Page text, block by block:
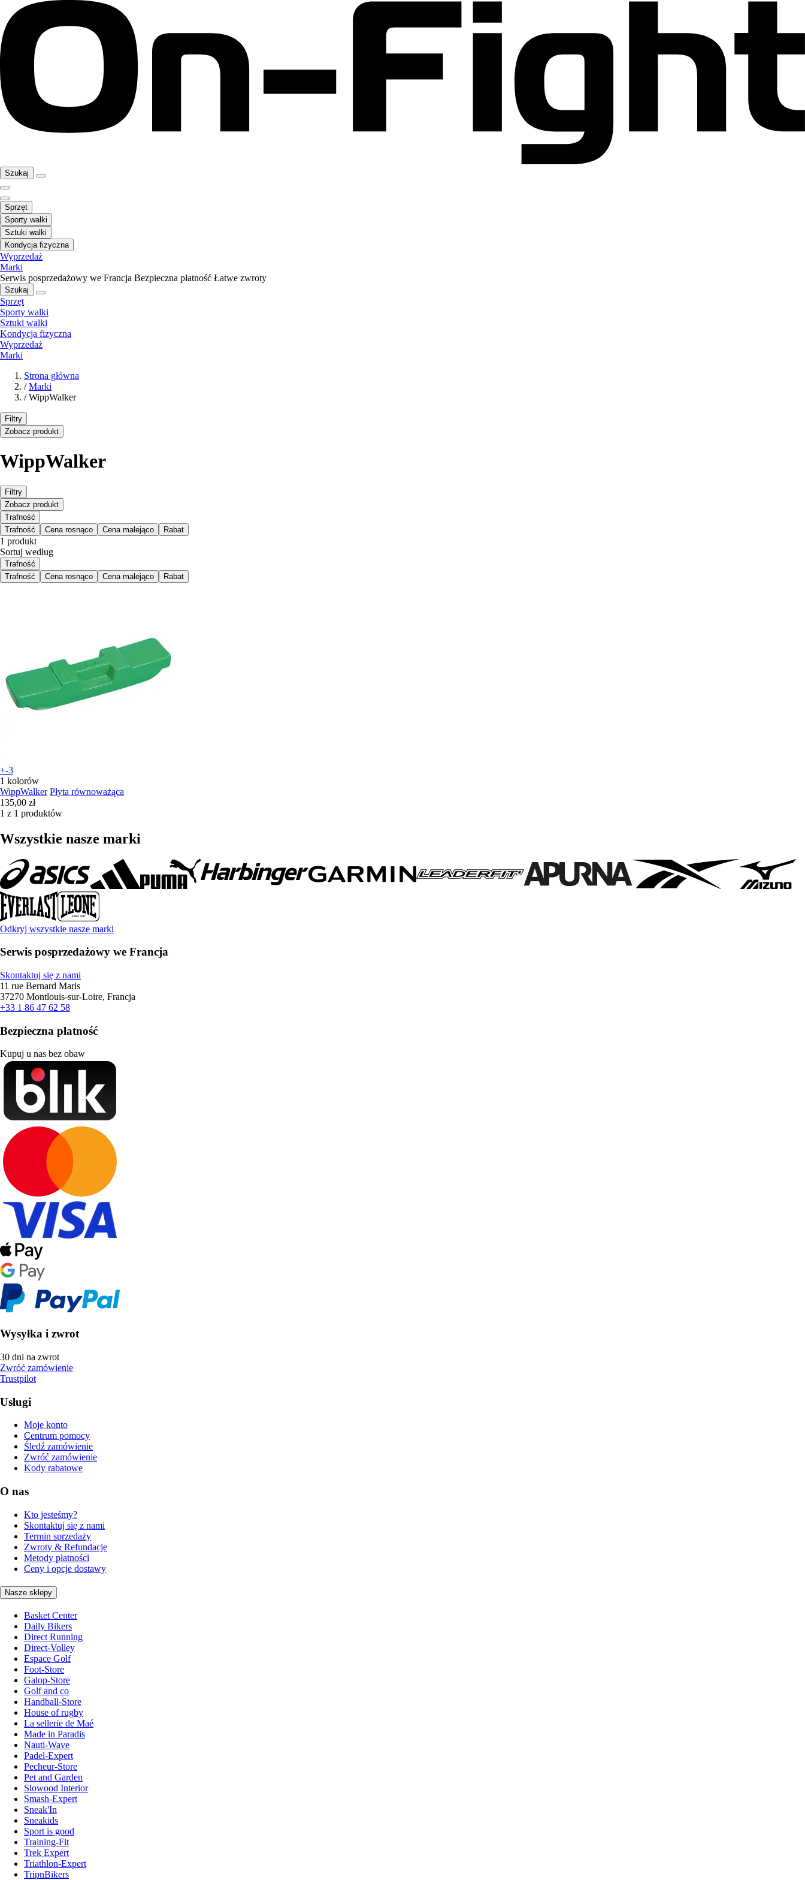
Szukaj
Sprzęt
Sporty walki
Sztuki walki
Kondycja fizyczna
Wyprzedaż
Marki
Serwis posprzedażowy we Francja Bezpieczna płatność Łatwe zwroty
Szukaj
Sprzęt
Sporty walki
Sztuki walki
Kondycja fizyczna
Wyprzedaż
Marki
Strona główna
/ Marki
/ WippWalker
Filtry
Zobacz produkt
WippWalker
Filtry
Zobacz produkt
Trafność
Trafność
Cena rosnąco Cena malejąco Rabat
1 produkt
Sortuj według
Trafność
Trafność
Cena rosnąco Cena malejąco Rabat
+-3
1 kolorów
WippWalker Płyta równoważąca
135,00 zł
1 z 1 produktów
Wszystkie nasze marki
Odkryj wszystkie nasze marki
Serwis posprzedażowy we Francja
Skontaktuj się z nami
11 rue Bernard Maris
37270 Montlouis-sur-Loire, Francja
+33 1 86 47 62 58
Bezpieczna płatność
Kupuj u nas bez obaw
Wysyłka i zwrot
30 dni na zwrot
Zwróć zamówienie
Trustpilot
Usługi
Moje konto
Centrum pomocy
Śledź zamówienie
Zwróć zamówienie
Kody rabatowe
O nas
Kto jesteśmy?
Skontaktuj się z nami
Termin sprzedaży
Zwroty & Refundacje
Metody płatności
Ceny i opcje dostawy
Nasze sklepy
Basket Center
Daily Bikers
Direct Running
Direct-Volley
Espace Golf
Foot-Store
Galop-Store
Golf and co
Handball-Store
House of rugby
La sellerie de Maé
Made in Paradis
Nauti-Wave
Padel-Expert
Pecheur-Store
Pet and Garden
Slowood Interior
Smash-Expert
Sneak'In
Sneakids
Sport is good
Training-Fit
Trek Expert
Triathlon-Expert
TripnBikers